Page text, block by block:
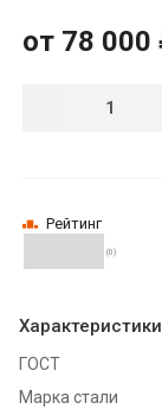
от 78 000
Рейтинг
(0)
Характеристики
ГОСТ
Марка стали